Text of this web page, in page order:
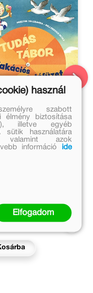
ár:
használ
szabott
élmény biztosítása
illetve egyéb
sütik használatára
valamint azok
információ
ide
Elfogadom